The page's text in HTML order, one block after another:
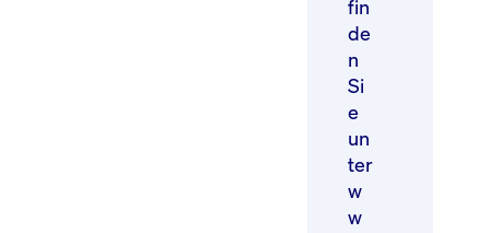
fin
de
n
Si
e
un
ter
w
w